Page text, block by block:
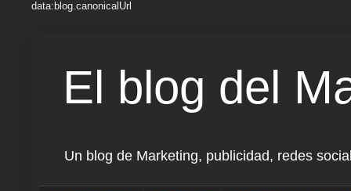
data:blog.canonicalUrl
El blog del
Un blog de Marketing, publicidad, redes